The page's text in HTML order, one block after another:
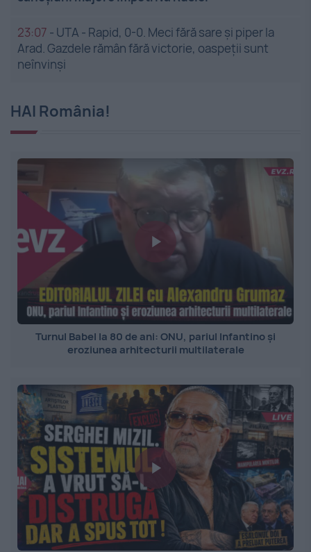
23:07 - UTA - Rapid, 0-0. Meci fără sare și piper la
Arad. Gazdele rămân fără victorie, oaspeții sunt
neînvinși
HAI România!
Turnul Babel la 80 de ani: ONU, pariul Infantino și
eroziunea arhitecturii multilaterale